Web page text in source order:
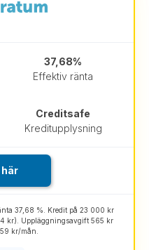
Effektiv ränta
37,68%
Kreditupplysning
Creditsafe
37,68 %. Kredit på 23 000 kr
kr). Uppläggningsavgift 565 kr
kr/mån.